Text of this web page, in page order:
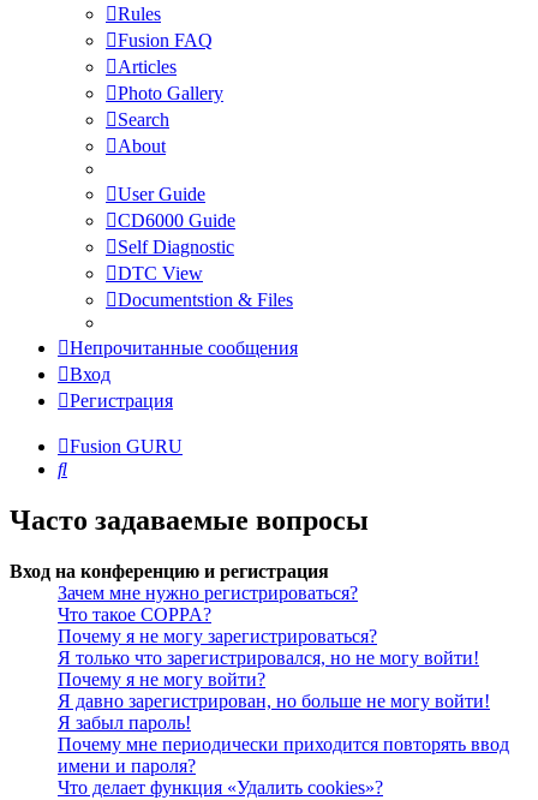
Rules
Fusion FAQ
Articles
Photo Gallery
Search
About
User Guide
CD6000 Guide
Self Diagnostic
DTC View
Documentstion & Files
Непрочитанные сообщения
Вход
Регистрация
Fusion GURU
Поиск
Часто задаваемые вопросы
Вход на конференцию и регистрация
Зачем мне нужно регистрироваться?
Что такое COPPA?
Почему я не могу зарегистрироваться?
Я только что зарегистрировался, но не могу войти!
Почему я не могу войти?
Я давно зарегистрирован, но больше не могу войти!
Я забыл пароль!
Почему мне периодически приходится повторять ввод
имени и пароля?
Что делает функция «Удалить cookies»?